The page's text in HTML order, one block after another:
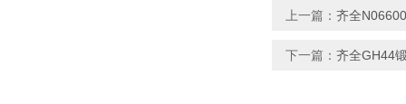
上一篇： 齐全
下一篇： 齐全GH44